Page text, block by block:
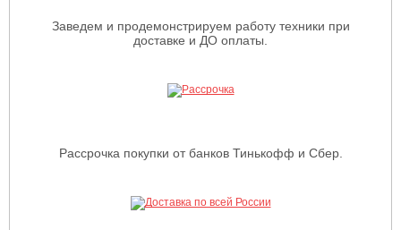
Заведем и продемонстрируем работу техники при
доставке и ДО оплаты.
Рассрочка покупки от банков Тинькофф и Сбер.